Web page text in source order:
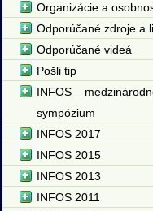
Organizácie a
Odporúčané zdroje a
Odporúčané videá
Pošli tip
INFOS –
sympózium
INFOS 2017
INFOS 2015
INFOS 2013
INFOS 2011